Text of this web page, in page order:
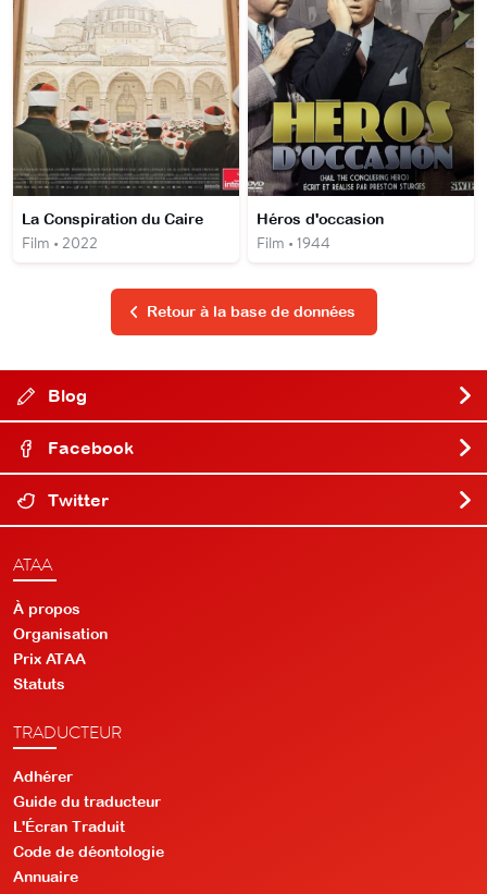
La Conspiration du Caire
Film • 2022
Héros d'occasion
Film • 1944
Retour à la base de données
Blog
Facebook
Twitter
ATAA
À propos
Organisation
Prix ATAA
Statuts
TRADUCTEUR
Adhérer
Guide du traducteur
L'Écran Traduit
Code de déontologie
Annuaire